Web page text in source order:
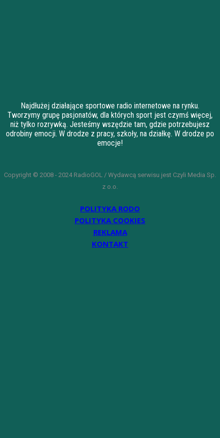
Najdłużej działające sportowe radio internetowe na rynku.
Tworzymy grupę pasjonatów, dla których sport jest czymś więcej,
niż tylko rozrywką. Jesteśmy wszędzie tam, gdzie potrzebujesz
odrobiny emocji. W drodze z pracy, szkoły, na działkę. W drodze po
emocje!
Copyright © 2008 - 2024 RadioGOL / Wydawcą serwisu jest Czyli Media Sp.
z o.o.
POLITYKA RODO
POLITYKA COOKIES
REKLAMA
KONTAKT